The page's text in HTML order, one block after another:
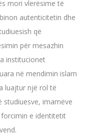
mori vlerësime të
autenticitetin dhe
që
për mesazhin
institucionet
në mendimin islam
luajtur një rol të
studiuesve, imamëve
e identitetit